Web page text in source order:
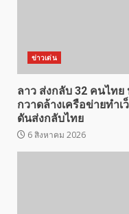
ข่าวเด่น
ลาว ส่งกลับ 32 คนไทย
กวาดล้างเครือข่ายทำ
ดันส่งกลับไทย
6 สิงหาคม 2026